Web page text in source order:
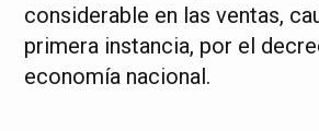
considerable en las ventas,
primera instancia, por el
economía nacional.